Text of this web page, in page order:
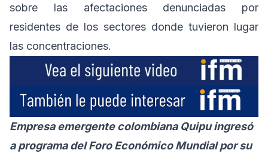
sobre las afectaciones denunciadas por
residentes de los sectores donde tuvieron lugar
las concentraciones.
Empresa emergente colombiana Quipu ingresó
a programa del Foro Económico Mundial por su